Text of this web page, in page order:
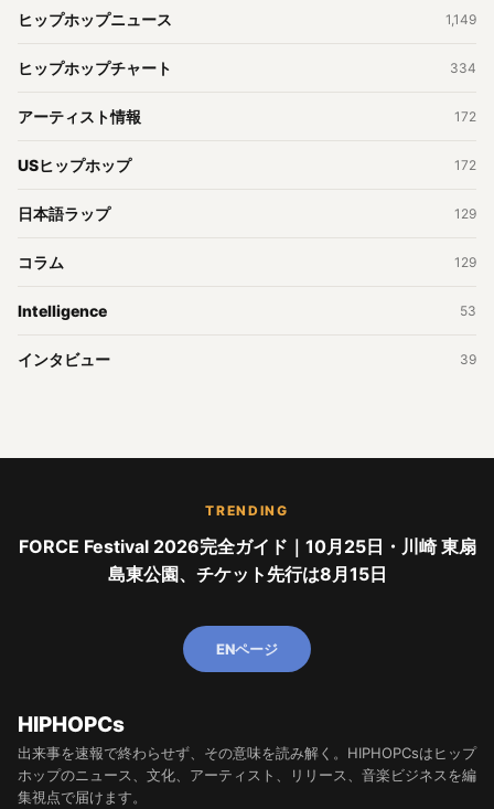
ヒップホップニュース 1,149
ヒップホップチャート 334
アーティスト情報 172
USヒップホップ 172
日本語ラップ 129
コラム 129
Intelligence 53
インタビュー 39
TRENDING
FORCE Festival 2026完全ガイド｜10月25日・川崎 東扇
島東公園、チケット先行は8月15日
ENページ
HIPHOPCs
出来事を速報で終わらせず、その意味を読み解く。HIPHOPCsはヒップ
ホップのニュース、文化、アーティスト、リリース、音楽ビジネスを編
集視点で届けます。